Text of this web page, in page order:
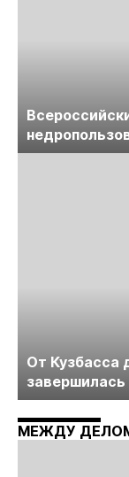
От Кузбасса
завершилась
технологий
Майнинг»
МЕЖДУ